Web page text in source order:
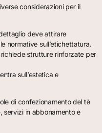
considerazioni per il
deve attirare
normative sull’etichettatura.
strutture rinforzate per
sull’estetica e
di confezionamento del tè
servizi in abbonamento e